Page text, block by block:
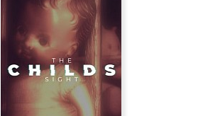
Barbearian